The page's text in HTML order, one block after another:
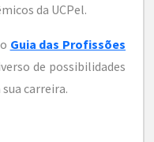
da UCPel.
Guia das Profissões
de possibilidades
carreira.